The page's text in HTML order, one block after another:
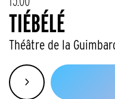
TIÉBÉLÉ
Théâtre de la
>